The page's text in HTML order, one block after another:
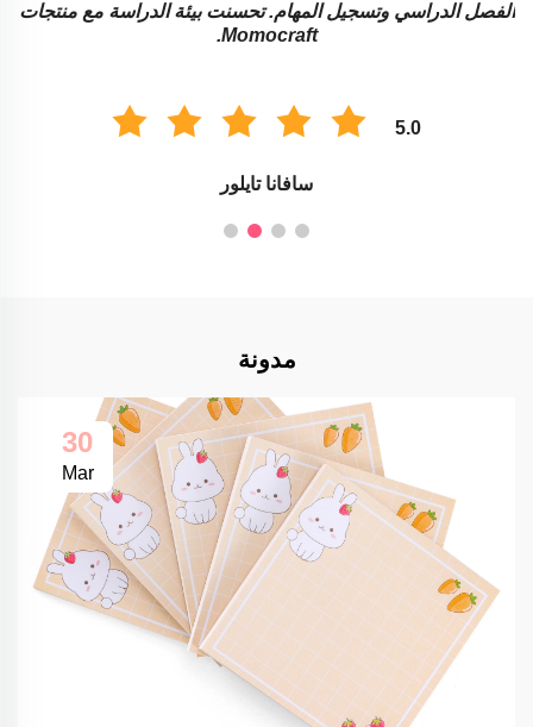
المصممين. أما بالنسبة للفن في مجال الكتب المقطعة، فإن
منتجات هذه العلامة التجارية تجعله أفضل.
5.0
(إلينور برايس)
مدونة
30
Mar